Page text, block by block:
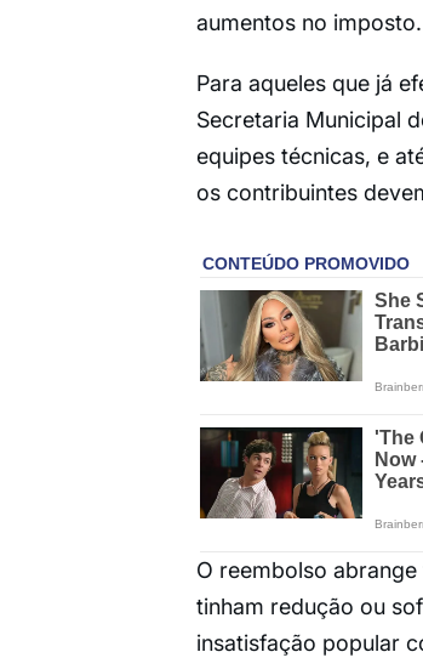
aumentos no imposto.
Para aqueles que já
Secretaria Municipal
equipes técnicas, e
os contribuintes
O reembolso
tinham redução ou
insatisfação popular